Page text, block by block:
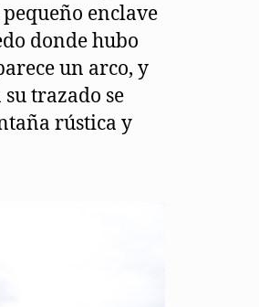
enclave
donde hubo
un arco, y
trazado se
rústica y